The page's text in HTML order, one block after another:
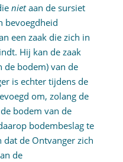
nietaan de sursiet
bevoegdheid
een zaak die zich in
Hij kan de zaak
de bodem) van de
is echter tijdens de
om, zolang de
bodem van de
bodembeslag te
dat de Ontvanger zich
de